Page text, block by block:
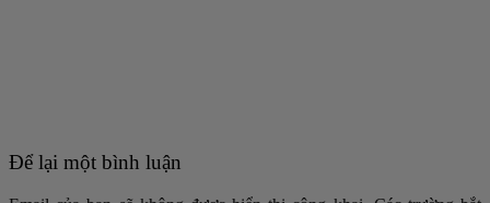
Để lại một bình luận